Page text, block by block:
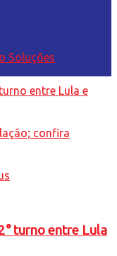
turno entre Lula
Soluções